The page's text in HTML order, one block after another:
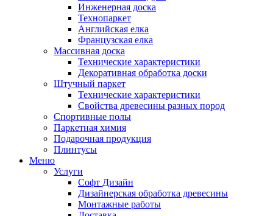
Инженерная доска
Технопаркет
Английская елка
Французская елка
Массивная доска
Технические характеристики
Декоративная обработка доски
Штучный паркет
Технические характеристики
Свойства древесины разных пород
Спортивные полы
Паркетная химия
Подарочная продукция
Плинтусы
Меню
Услуги
Софт Дизайн
Дизайнерская обработка древесины
Монтажные работы